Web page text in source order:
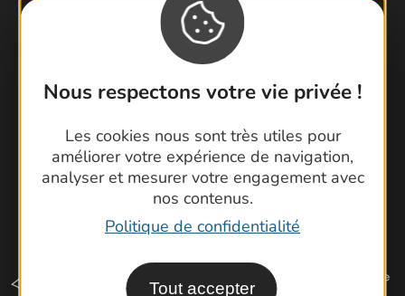
Nous respectons votre vie privée !
Les cookies nous sont très utiles pour
améliorer votre expérience de navigation,
analyser et mesurer votre engagement avec
nos contenus.
Politique de confidentialité
Tout accepter
Brochures
Cartoguides et Topoguides
Latitude Gard